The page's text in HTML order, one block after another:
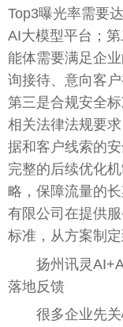
Top3曝光率需要
AI大模型平台；
能体需要满足企
询接待、意向客
第三是合规安全
相关法律法规要
据和客户线索的
完整的后续优化
略，保障流量的
有限公司在提供
标准，从方案制
扬州讯灵
落地反馈
很多企业先